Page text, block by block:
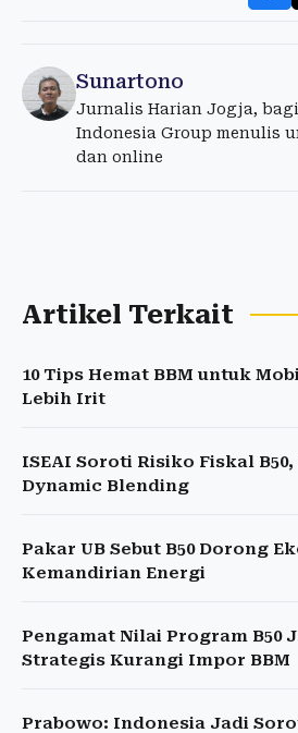
Sunartono
Jurnalis Harian Jogja,
Indonesia Group menulis
dan online
Artikel Terkait
10 Tips Hemat BBM untuk
Lebih Irit
ISEAI Soroti Risiko Fiskal
Dynamic Blending
Pakar UB Sebut B50 Dorong
Kemandirian Energi
Pengamat Nilai Program B50
Strategis Kurangi Impor BBM
Prabowo: Indonesia Jadi